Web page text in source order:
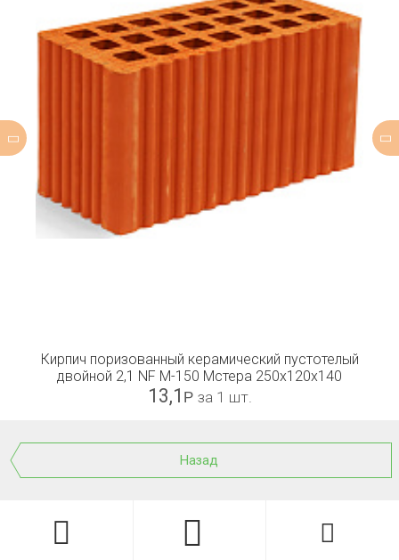
Кирпич поризованный керамический пустотелый
двойной 2,1 NF М-150 Мстера 250x120x140
13,1 Р за 1 шт.
Назад